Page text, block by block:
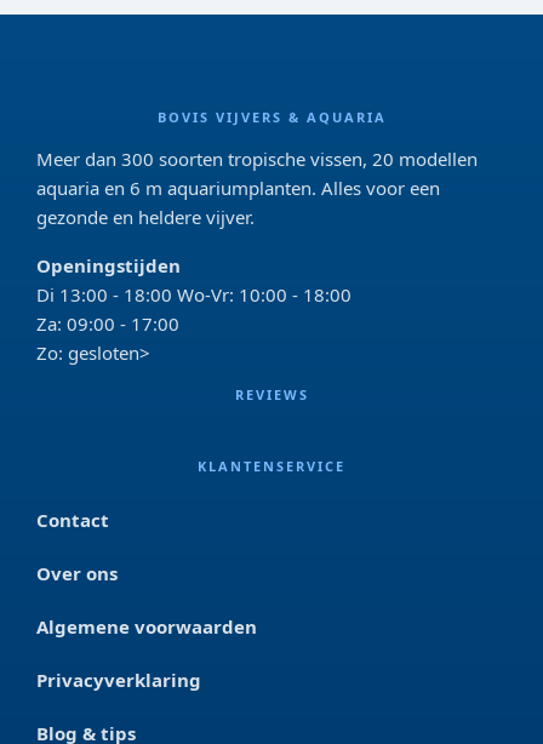
BOVIS VIJVERS & AQUARIA
Meer dan 300 soorten tropische vissen, 20 modellen
aquaria en 6 m aquariumplanten. Alles voor een
gezonde en heldere vijver.
Openingstijden
Di 13:00 - 18:00 Wo-Vr: 10:00 - 18:00
Za: 09:00 - 17:00
Zo: gesloten>
REVIEWS
KLANTENSERVICE
Contact
Over ons
Algemene voorwaarden
Privacyverklaring
Blog & tips